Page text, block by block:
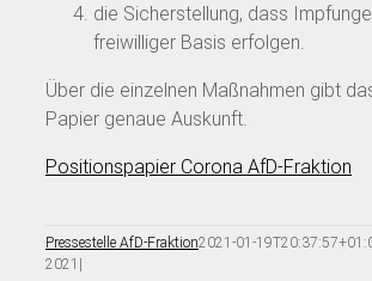
die Sicherstellung, dass
freiwilliger Basis erfolgen.
Über die einzelnen Maßnahmen gibt
Papier genaue Auskunft.
Positionspapier Corona AfD-Fraktion
Pressestelle AfD-Fraktion2021-01-
2021 |